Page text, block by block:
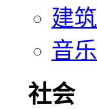
建筑
音乐
社会